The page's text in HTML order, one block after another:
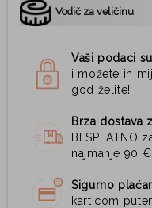
Vodič za veličinu
Vaši podaci
i možete ih
god želite!
Brza dostava
BESPLATNO
najmanje 90 €
Sigurno
karticom